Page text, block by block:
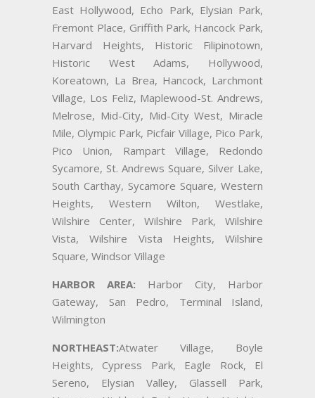
East Hollywood, Echo Park, Elysian Park,
Fremont Place, Griffith Park, Hancock Park,
Harvard Heights, Historic Filipinotown,
Historic West Adams, Hollywood,
Koreatown, La Brea, Hancock, Larchmont
Village, Los Feliz, Maplewood-St. Andrews,
Melrose, Mid-City, Mid-City West, Miracle
Mile, Olympic Park, Picfair Village, Pico Park,
Pico Union, Rampart Village, Redondo
Sycamore, St. Andrews Square, Silver Lake,
South Carthay, Sycamore Square, Western
Heights, Western Wilton, Westlake,
Wilshire Center, Wilshire Park, Wilshire
Vista, Wilshire Vista Heights, Wilshire
Square, Windsor Village
HARBOR AREA: Harbor City, Harbor
Gateway, San Pedro, Terminal Island,
Wilmington
NORTHEAST:Atwater Village, Boyle
Heights, Cypress Park, Eagle Rock, El
Sereno, Elysian Valley, Glassell Park,